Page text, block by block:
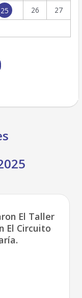
25 26
27
El Taller
El Circuito